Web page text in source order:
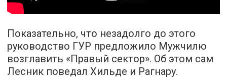
Показательно, что незадолго до этого
руководство ГУР предложило Мужчилю
возглавить «Правый сектор». Об этом сам
Лесник поведал Хильде и Рагнару.